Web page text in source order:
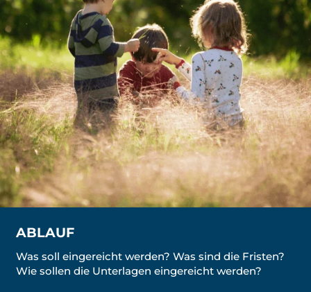
ABLAUF
Was soll eingereicht werden? Was sind die Fristen?
Wie sollen die Unterlagen eingereicht werden?